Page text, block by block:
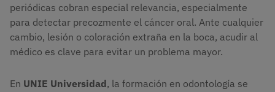
periódicas cobran especial relevancia, especialmente
para detectar precozmente el cáncer oral. Ante cualquier
cambio, lesión o coloración extraña en la boca, acudir al
médico es clave para evitar un problema mayor.
En UNIE Universidad, la formación en odontología se